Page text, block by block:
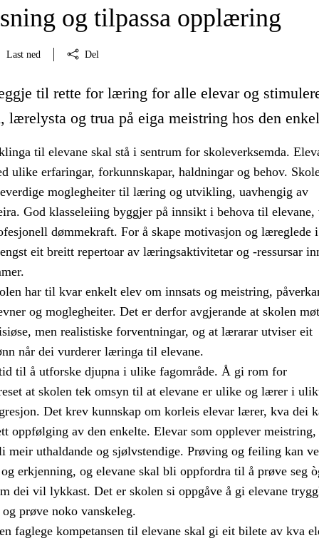
og tilpassa opplæring
Last ned Del
til rette for læring for alle elevar og
lærelysta og trua på eiga meistring hos den
til elevane skal stå i sentrum for skoleverksemda.
ulike erfaringar, forkunnskapar, haldningar og behov.
moglegheiter til læring og utvikling, uavhengig av
God klasseleiing byggjer på innsikt i behova til elevane,
dømmekraft. For å skape motivasjon og læreglede i
eit breitt repertoar av læringsaktivitetar og -ressursar
har til kvar enkelt elev om innsats og meistring,
og moglegheiter. Det er derfor avgjerande at skolen
men realistiske forventningar, og at lærarar utviser eit
når dei vurderer læringa til elevane.
til å utforske djupna i ulike fagområde. Å gi rom for
at skolen tek omsyn til at elevane er ulike og lærer i
Det krev kunnskap om korleis elevar lærer, kva dei
oppfølging av den enkelte. Elevar som opplever
meir uthaldande og sjølvstendige. Prøving og feiling kan
erkjenning, og elevane skal bli oppfordra til å prøve seg
dei vil lykkast. Det er skolen si oppgåve å gi elevane
prøve noko vanskeleg.
faglege kompetansen til elevane skal gi eit bilete av kva